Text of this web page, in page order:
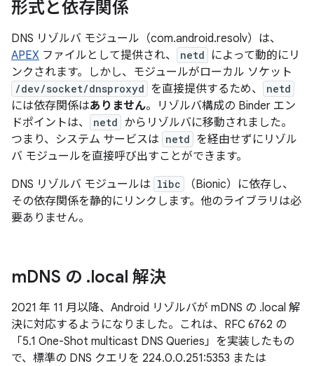
形式と依存関係
DNS リゾルバ モジュール（com.android.resolv）は、
APEX ファイルとして提供され、 netd
によって動的にリ
ンクされます。しかし、モジュールがローカル ソケット
/dev/socket/dnsproxyd を直接提供するため、 netd
には依存関係はありません。リゾルバ構成の Binder エン
ドポイントは、
netd からリゾルバに移動されました。
つまり、システム サービスは netd を経由せずにリゾル
バ モジュールを直接呼び出すことができます。
DNS リゾルバ モジュールは libc
（Bionic）に依存し、
その依存関係を静的にリンクします。他のライブラリは必
要ありません。
mDNS の .local 解決
2021 年 11 月以降、Android リゾルバが mDNS の .local 解
決に対応するようになりました。これは、RFC 6762 の
「5.1 One-Shot multicast DNS Queries」を実装したもの
で、標準の DNS クエリを 224.0.0.251:5353 または